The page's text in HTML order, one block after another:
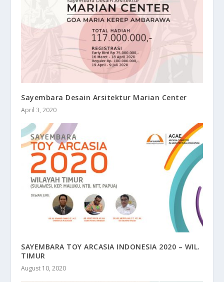
Sayembara Desain Arsitektur Marian Center
April 3, 2020
SAYEMBARA TOY ARCASIA INDONESIA 2020 – WIL.
TIMUR
August 10, 2020